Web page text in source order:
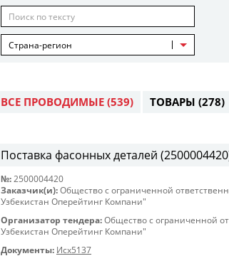
Страна-регион
ВСЕ ПРОВОДИМЫЕ (539) ТОВАРЫ (278)
Поставка фасонных деталей
№: 2500004420
Заказчик(и): Общество с ограниченной
Узбекистан Оперейтинг Компани"
Организатор тендера: Общество с ограниченной
Узбекистан Оперейтинг Компани"
Документы: Исх5137